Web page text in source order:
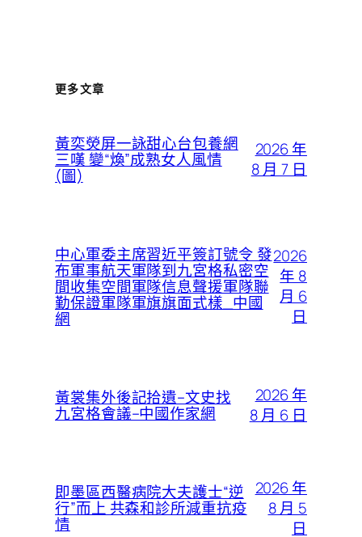
更多文章
黃奕熒屏一詠甜心台包養網
三嘆 變“煥”成熟女人風情
(圖)
2026 年
8 月 7 日
中心軍委主席習近平簽訂號令 發
布軍事航天軍隊到九宮格私密空
間收集空間軍隊信息聲援軍隊聯
勤保證軍隊軍旗旗面式樣_中國
網
2026
年 8
月 6
日
黃裳集外後記拾遺–文史找
九宮格會議–中國作家網
2026 年
8 月 6 日
即墨區西醫病院大夫護士“逆
行”而上 共森和診所減重抗疫
情
2026 年
8 月 5
日